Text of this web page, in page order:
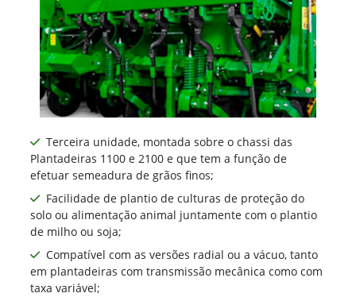
Terceira unidade, montada sobre o chassi das
Plantadeiras 1100 e 2100 e que tem a função de
efetuar semeadura de grãos finos;
Facilidade de plantio de culturas de proteção do
solo ou alimentação animal juntamente com o plantio
de milho ou soja;
Compatível com as versões radial ou a vácuo, tanto
em plantadeiras com transmissão mecânica como com
taxa variável;